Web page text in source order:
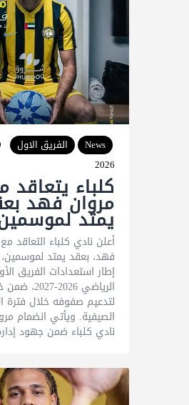
News الفريق الاول
2026
كلباء يتعاقد
مروان فهد
يمتد
أعلن نادي كلباء التعاقد
فهد، بعقد يمتد
إطار استعدادات الفريق
الرياضي
لتدعيم صفوفه خلال فترة
الصيفية. ويأتي انضمام
نادي كلباء ضمن جهود